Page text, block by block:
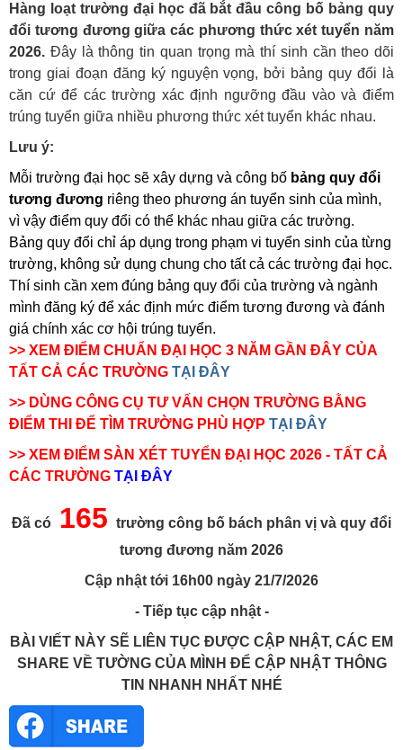
Hàng loạt trường đại học đã bắt đầu công bố bảng quy
đổi tương đương giữa các phương thức xét tuyển năm
2026. Đây là thông tin quan trọng mà thí sinh cần theo dõi
trong giai đoạn đăng ký nguyện vọng, bởi bảng quy đổi là
căn cứ để các trường xác định ngưỡng đầu vào và điểm
trúng tuyển giữa nhiều phương thức xét tuyển khác nhau.
Lưu ý:
Mỗi trường đại học sẽ xây dựng và công bố bảng quy đổi
tương đương riêng theo phương án tuyển sinh của mình,
vì vậy điểm quy đổi có thể khác nhau giữa các trường.
Bảng quy đổi chỉ áp dụng trong phạm vi tuyển sinh của từng
trường, không sử dụng chung cho tất cả các trường đại học.
Thí sinh cần xem đúng bảng quy đổi của trường và ngành
mình đăng ký để xác định mức điểm tương đương và đánh
giá chính xác cơ hội trúng tuyển.
>> XEM ĐIỂM CHUẨN ĐẠI HỌC 3 NĂM GẦN ĐÂY CỦA
TẤT CẢ CÁC TRƯỜNG TẠI ĐÂY
>> DÙNG CÔNG CỤ TƯ VẤN CHỌN TRƯỜNG BẰNG
ĐIỂM THI ĐỂ TÌM TRƯỜNG PHÙ HỢP TẠI ĐÂY
>> XEM ĐIỂM SÀN XÉT TUYỂN ĐẠI HỌC 2026 - TẤT CẢ
CÁC TRƯỜNG TẠI ĐÂY
Đã có 165 trường công bố bách phân vị và quy đổi
tương đương năm 2026
Cập nhật tới 16h00 ngày 21/7/2026
- Tiếp tục cập nhật -
BÀI VIẾT NÀY SẼ LIÊN TỤC ĐƯỢC CẬP NHẬT, CÁC EM
SHARE VỀ TƯỜNG CỦA MÌNH ĐỂ CẬP NHẬT THÔNG
TIN NHANH NHẤT NHÉ